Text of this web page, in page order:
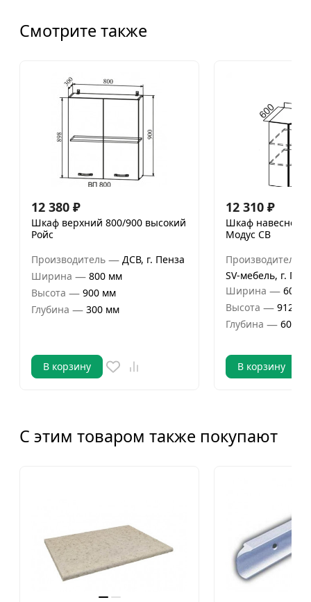
Смотрите также
12 380 ₽
Шкаф верхний 800/900 высокий
Ройс
Производитель — ДСВ, г. Пенза
Ширина — 800 мм
Высота — 900 мм
Глубина — 300 мм
В корзину
12 310 ₽
Шкаф навесной
Модус СВ
Производитель
SV-мебель, г.
Ширина — 600
Высота — 912 мм
Глубина — 600
В корзину
С этим товаром также покупают